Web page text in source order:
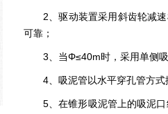
2、驱动装置采用斜齿轮减
可靠；
3、当Φ≤40m时，采用单侧
4、吸泥管以水平穿孔管方
5、在锥形吸泥管上的吸泥